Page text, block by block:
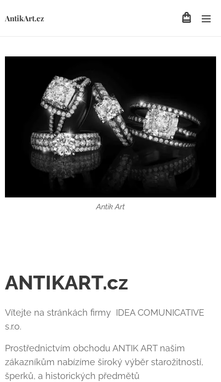
AntikArt.cz
Antik Art
ANTIKART.cz
Vítejte na stránkách firmy IDEA COMUNICATIVE
s.r.o.
Prostřednictvím obchodu ANTIK ART našim
zákazníkům nabízíme široký výběr starožitností,
šperků, a historických předmětů